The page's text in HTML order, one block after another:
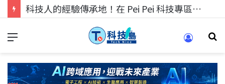
科技人的經驗傳承地！在 Pei Pei 科技專區，與學弟妹交流最硬核的技術